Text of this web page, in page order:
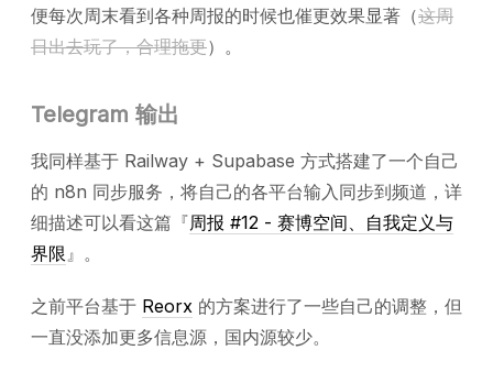
便每次周末看到各种周报的时候也催更效果显著（这周
日出去玩了，合理拖更）。
Telegram 输出
我同样基于 Railway + Supabase 方式搭建了一个自己
的 n8n 同步服务，将自己的各平台输入同步到频道，详
细描述可以看这篇『周报 #12 - 赛博空间、自我定义与
界限 』。
之前平台基于 Reorx 的方案进行了一些自己的调整，但
一直没添加更多信息源，国内源较少。